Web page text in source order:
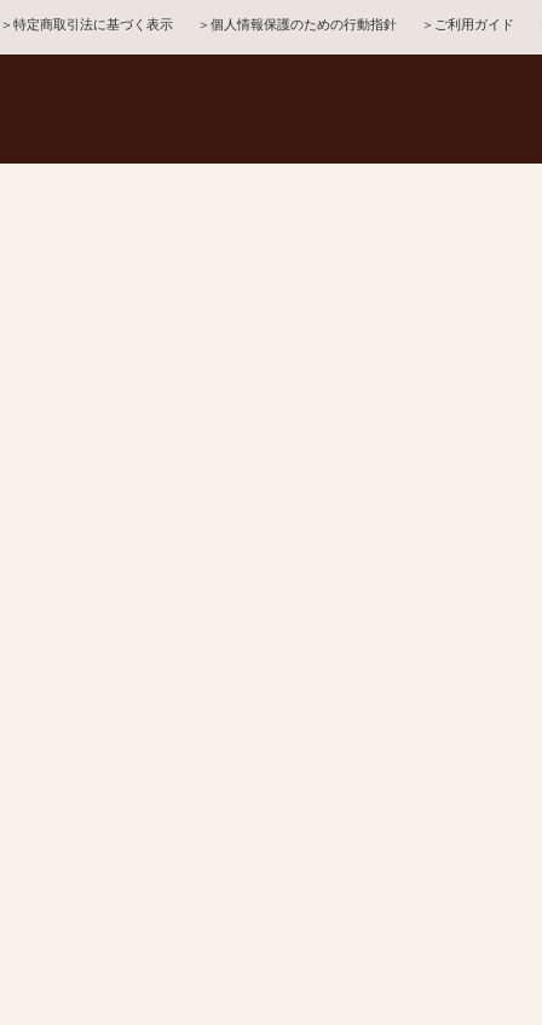
＞特定商取引法に基づく表示 ＞個人情報保護のための行動指針 ＞ご利用ガイド